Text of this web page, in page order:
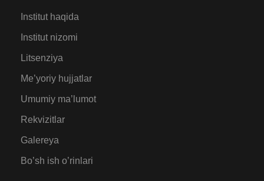
Institut haqida
Institut nizomi
Litsenziya
Me’yoriy hujjatlar
Umumiy ma’lumot
Rekvizitlar
Galereya
Bo’sh ish o’rinlari